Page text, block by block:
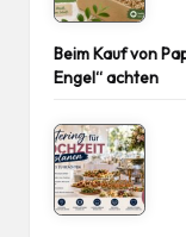
Beim Kauf von
Engel“ achten